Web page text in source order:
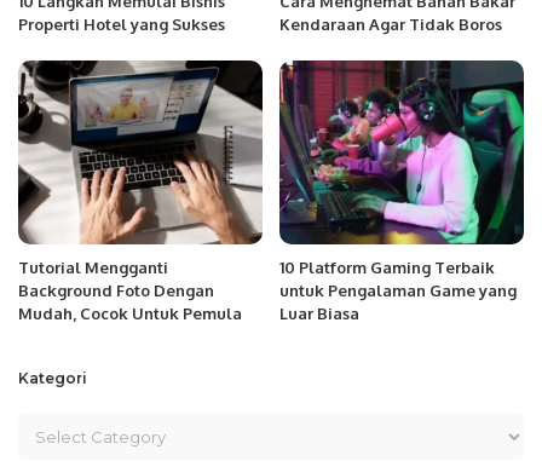
Properti Hotel yang Sukses
Kendaraan Agar Tidak Boros
Tutorial Mengganti
Background Foto Dengan
Mudah, Cocok Untuk Pemula
10 Platform Gaming Terbaik
untuk Pengalaman Game yang
Luar Biasa
Kategori